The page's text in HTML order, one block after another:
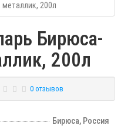
200л
Бирюса-
200л
0 отзывов
Бирюса, Россия